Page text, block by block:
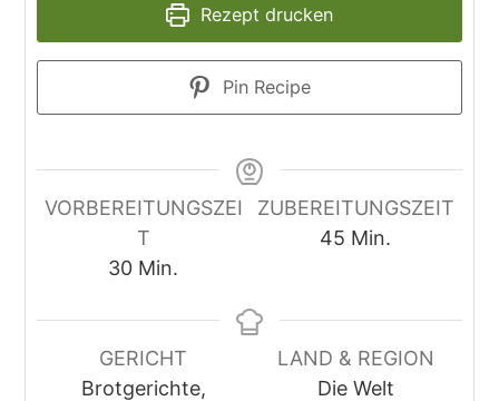
Rezept drucken
Pin Recipe
VORBEREITUNGSZEI
T
30 Min.
ZUBEREITUNGSZEIT
45 Min.
GERICHT
Brotgerichte,
LAND & REGION
Die Welt